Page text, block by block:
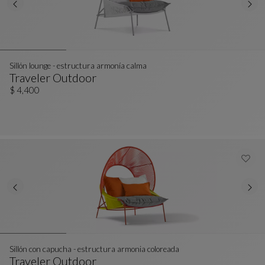
Traveler Outdoor
Sillón Lounge - Estructura Armonía Calma
Ver Descripción Completa
Sillón lounge - estructura armonía calma
$ 4,400
Traveler Outdoor
Sillón con capucha - estructura armonia coloreada